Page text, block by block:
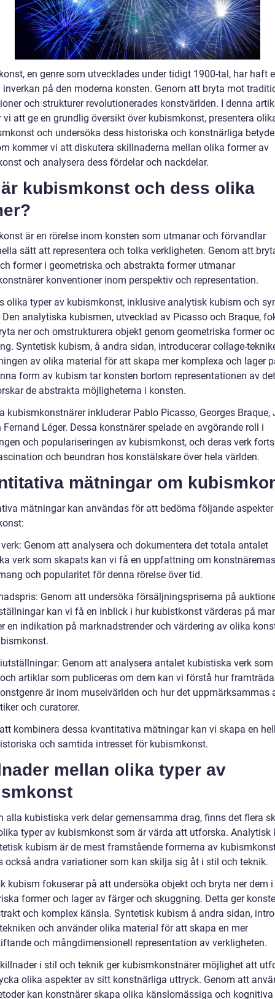
en genre som utvecklades under tidigt 1900-tal, har haft
inverkan på den moderna konsten. Genom att bryta mot
och strukturer revolutionerades konstvärlden. I denna
vi att ge en grundlig översikt över kubismkonst, presentera
och undersöka dess historiska och konstnärliga
kommer vi att diskutera skillnaderna mellan olika former av
och analysera dess fördelar och nackdelar.
är kubismkonst och dess olika
är en rörelse inom konsten som utmanar och förvandlar
sätt att representera och tolka verkligheten. Genom att
former i geometriska och abstrakta former utmanar
konventioner inom perspektiv och representation.
olika typer av kubismkonst, inklusive analytisk kubism och
analytiska kubismen, utvecklad av Picasso och Braque,
ner och omstrukturera objekt genom geometriska former
Syntetisk kubism, å andra sidan, introducerar collage-
av olika material för att skapa mer komplexa och lager
form av kubism tar konsten bortom representationen av
de abstrakta möjligheterna i konsten.
kubismkonstnärer inkluderar Pablo Picasso, Georges Braque,
Fernand Léger. Dessa konstnärer spelade en avgörande roll i
och populariseringen av kubismkonst, och deras verk
och beundran hos konstälskare över hela världen.
mätningar om
mätningar kan användas för att bedöma följande aspekter
Genom att analysera och dokumentera det totala antalet
verk som skapats kan vi få en uppfattning om konstnärernas
och popularitet för denna rörelse över tid.
Genom att undersöka försäljningspriserna på
kan vi få en inblick i hur kubistkonst värderas på
en indikation på marknadstrender och värdering av olika
Genom att analysera antalet kubistiska verk
artiklar som publiceras om dem kan vi förstå hur
är inom museivärlden och hur det uppmärksammas
och curatorer.
kombinera dessa kvantitativa mätningar kan vi skapa en
och samtida intresset för kubismkonst.
mellan olika typer av
alla kubistiska verk delar gemensamma drag, finns det flera
typer av kubismkonst som är värda att utforska. Analytisk
kubism är de mest framstående formerna av
också andra variationer som kan skilja sig åt i stil och teknik.
kubism fokuserar på att undersöka objekt och bryta ner dem i
former och lager av färger och skuggning. Detta ger
och komplex känsla. Syntetisk kubism å andra sidan,
och använder olika material för att skapa en mer
och mångdimensionell representation av verkligheten.
i stil och teknik ger kubismkonstnärer möjlighet att
olika aspekter av sitt konstnärliga uttryck. Genom att
kan konstnärer skapa olika känslomässiga och kognitiva